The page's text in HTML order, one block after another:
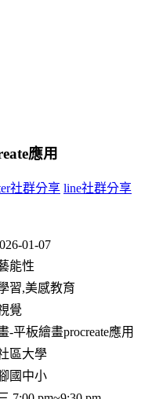
應用
社群分享 line社群分享
01-07
能性
習,美感教育
覺
-平板繪畫procreate應用
區大學
國中小